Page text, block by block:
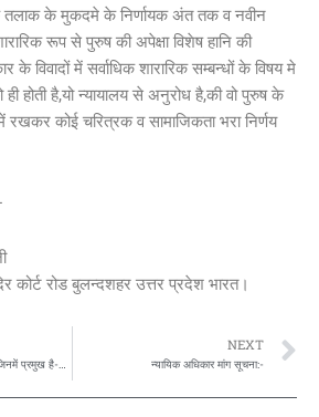
के मुकदमे के निर्णायक अंत तक व नवीन
रूप से पुरुष की अपेक्षा विशेष हानि की
के विवादों में सर्वाधिक शारारिक सम्बन्धों के विषय मे
ही होती है,यो न्यायालय से अनुरोध है,की वो पुरुष के
रखकर कोई चरित्रक व सामाजिकता भरा निर्णय
कोर्ट रोड बुलन्दशहर उत्तर प्रदेश भारत।
NEXT
न्यायिक अधिकार मांग सूचना:-